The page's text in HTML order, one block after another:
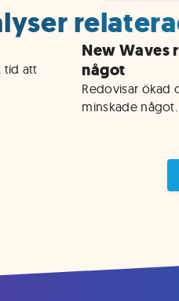
tid att
New Waves
något
Redovisar ökad